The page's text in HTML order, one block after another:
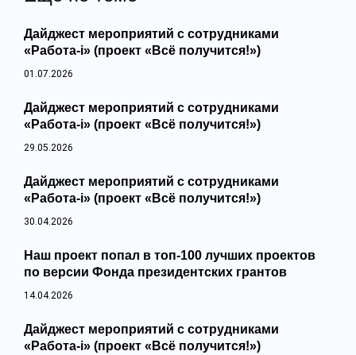
Дайджест мероприятий с сотрудниками
«Работа-i» (проект «Всё получится!»)
01.07.2026
Дайджест мероприятий с сотрудниками
«Работа-i» (проект «Всё получится!»)
29.05.2026
Дайджест мероприятий с сотрудниками
«Работа-i» (проект «Всё получится!»)
30.04.2026
Наш проект попал в топ‑100 лучших проектов
по версии Фонда президентских грантов
14.04.2026
Дайджест мероприятий с сотрудниками
«Работа-i» (проект «Всё получится!»)